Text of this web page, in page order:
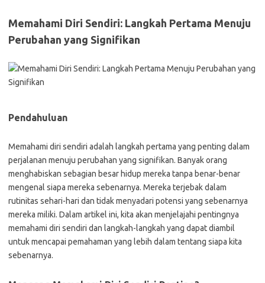
Memahami Diri Sendiri: Langkah Pertama Menuju
Perubahan yang Signifikan
Pendahuluan
Memahami diri sendiri adalah langkah pertama yang penting dalam
perjalanan menuju perubahan yang signifikan. Banyak orang
menghabiskan sebagian besar hidup mereka tanpa benar-benar
mengenal siapa mereka sebenarnya. Mereka terjebak dalam
rutinitas sehari-hari dan tidak menyadari potensi yang sebenarnya
mereka miliki. Dalam artikel ini, kita akan menjelajahi pentingnya
memahami diri sendiri dan langkah-langkah yang dapat diambil
untuk mencapai pemahaman yang lebih dalam tentang siapa kita
sebenarnya.